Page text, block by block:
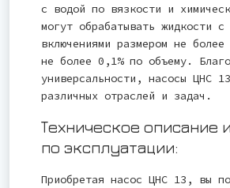
с водой по вязкости и
могут обрабатывать жидкости с
включениями размером не
не более 0,1% по объему.
универсальности, насосы ЦНС
различных отраслей и задач.
Техническое описание
по эксплуатации:
Приобретая насос ЦНС 13, вы